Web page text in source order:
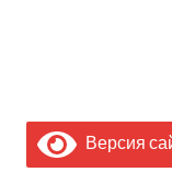
Версия